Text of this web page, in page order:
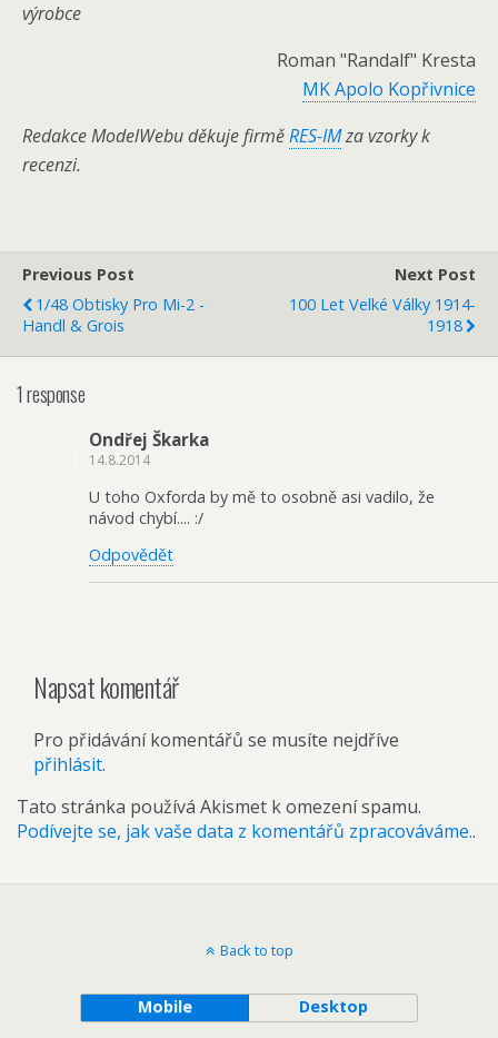
výrobce
Roman "Randalf" Kresta
MK Apolo Kopřivnice
Redakce ModelWebu děkuje firměRES-IMza vzorky k
recenzi.
Previous Post
1/48 Obtisky Pro Mi-2 -
Handl & Grois
Next Post
100 Let Velké Války 1914-
1918
1 response
Ondřej Škarka
14.8.2014
U toho Oxforda by mě to osobně asi vadilo, že
návod chybí.... :/
Odpovědět
Napsat komentář
Pro přidávání komentářů se musíte nejdříve
přihlásit.
Tato stránka používá Akismet k omezení spamu.
Podívejte se, jak vaše data z komentářů zpracováváme..
Back to top
Mobile Desktop